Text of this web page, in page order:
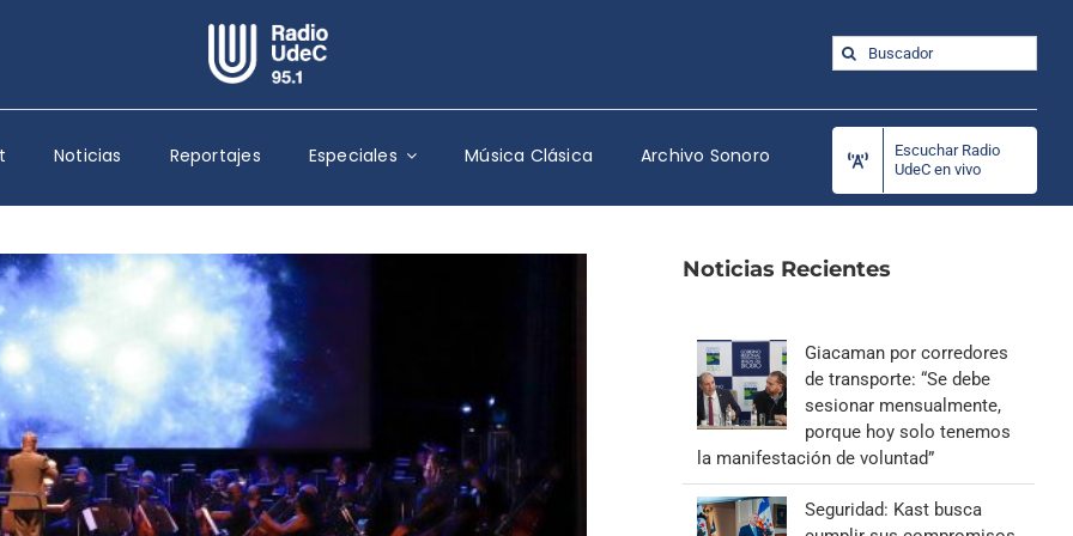
Escuchar Radio UdeC en vivo
Quiénes Somos
Programación
Podcast
Noticias
Reportajes
Columnas
Música Clásica
Especiales
Buscar:
Noticias Reportajes Especiales Música Clásica Archivo Sonoro
Escuchar Radio
UdeC en vivo
Noticias Recientes
Giacaman por corredores
de transporte: “Se debe
sesionar mensualmente,
porque hoy solo tenemos
la manifestación de voluntad”
Seguridad: Kast busca